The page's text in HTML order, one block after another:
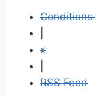
x
RSS Feed